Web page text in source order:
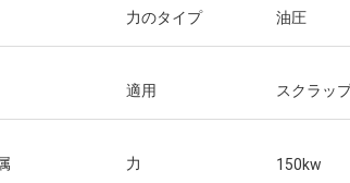
力のタイプ 油圧
適用 スクラッ
力 150kw